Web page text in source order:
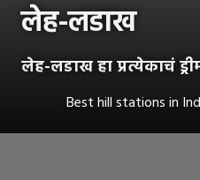
लेह-लडाख
लेह-लडाख हा प्रत्येकाचं
Best hill stations in